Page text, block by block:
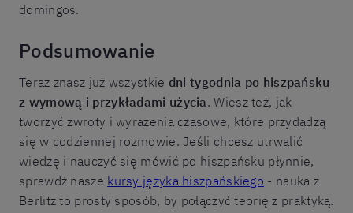
domingos.
Podsumowanie
Teraz znasz już wszystkie dni tygodnia po hiszpańsku
z wymową i przykładami użycia. Wiesz też, jak
tworzyć zwroty i wyrażenia czasowe, które przydadzą
się w codziennej rozmowie. Jeśli chcesz utrwalić
wiedzę i nauczyć się mówić po hiszpańsku płynnie,
sprawdź nasze kursy języka hiszpańskiego - nauka z
Berlitz to prosty sposób, by połączyć teorię z praktyką.